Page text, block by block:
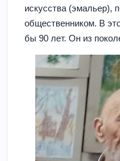
искусства (эмальер),
общественником. В
бы 90 лет. Он из